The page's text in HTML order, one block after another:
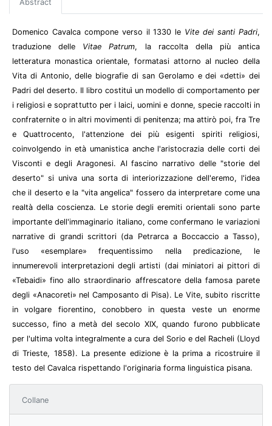
Abstract
Domenico Cavalca compone verso il 1330 le Vite dei santi Padri,
traduzione delle Vitae Patrum, la raccolta della più antica
letteratura monastica orientale, formatasi attorno al nucleo della
Vita di Antonio, delle biografie di san Gerolamo e dei «detti» dei
Padri del deserto. Il libro costituì un modello di comportamento per
i religiosi e soprattutto per i laici, uomini e donne, specie raccolti in
confraternite o in altri movimenti di penitenza; ma attirò poi, fra Tre
e Quattrocento, l'attenzione dei più esigenti spiriti religiosi,
coinvolgendo in età umanistica anche l'aristocrazia delle corti dei
Visconti e degli Aragonesi. Al fascino narrativo delle "storie del
deserto" si univa una sorta di interiorizzazione dell'eremo, l'idea
che il deserto e la "vita angelica" fossero da interpretare come una
realtà della coscienza. Le storie degli eremiti orientali sono parte
importante dell'immaginario italiano, come confermano le variazioni
narrative di grandi scrittori (da Petrarca a Boccaccio a Tasso),
l'uso «esemplare» frequentissimo nella predicazione, le
innumerevoli interpretazioni degli artisti (dai miniatori ai pittori di
«Tebaidi» fino allo straordinario affrescatore della famosa parete
degli «Anacoreti» nel Camposanto di Pisa). Le Vite, subito riscritte
in volgare fiorentino, conobbero in questa veste un enorme
successo, fino a metà del secolo XIX, quando furono pubblicate
per l'ultima volta integralmente a cura del Sorio e del Racheli (Lloyd
di Trieste, 1858). La presente edizione è la prima a ricostruire il
testo del Cavalca rispettando l'originaria forma linguistica pisana.
Collane